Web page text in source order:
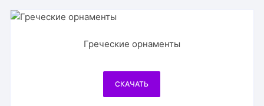
Греческие орнаменты
СКАЧАТЬ